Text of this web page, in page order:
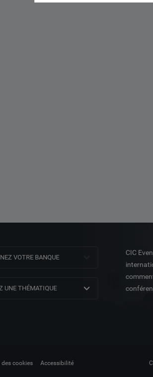
VOTRE BANQUE
UNE THÉMATIQUE
CIC
des cookies
Accessibilité